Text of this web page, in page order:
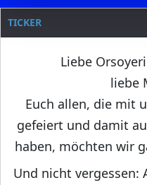
TICKER
Liebe
liebe
Euch allen, die mit
gefeiert und damit
haben, möchten wir
Und nicht vergessen: